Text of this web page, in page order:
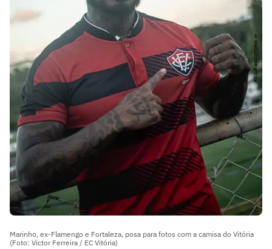
Marinho, ex-Flamengo e Fortaleza, posa para fotos com a camisa do Vitória
(Foto: Victor Ferreira / EC Vitória)